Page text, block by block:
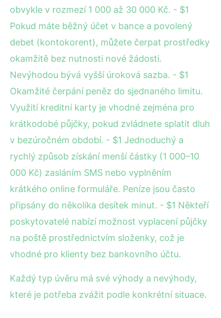
obvykle v rozmezí 1 000 až 30 000 Kč. - $1
Pokud máte běžný účet v bance a povolený
debet (kontokorent), můžete čerpat prostředky
okamžitě bez nutnosti nové žádosti.
Nevýhodou bývá vyšší úroková sazba. - $1
Okamžité čerpání peněz do sjednaného limitu.
Využití kreditní karty je vhodné zejména pro
krátkodobé půjčky, pokud zvládnete splatit dluh
v bezúročném období. - $1 Jednoduchý a
rychlý způsob získání menší částky (1 000–10
000 Kč) zasláním SMS nebo vyplněním
krátkého online formuláře. Peníze jsou často
připsány do několika desítek minut. - $1 Někteří
poskytovatelé nabízí možnost vyplacení půjčky
na poště prostřednictvím složenky, což je
vhodné pro klienty bez bankovního účtu.
Každý typ úvěru má své výhody a nevýhody,
které je potřeba zvážit podle konkrétní situace.